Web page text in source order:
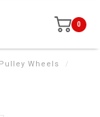
0
Wheels
/